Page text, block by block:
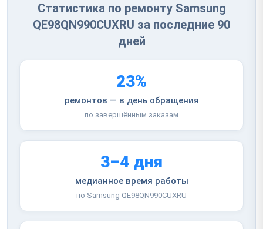
Статистика по ремонту Samsung
QE98QN990CUXRU за последние 90
дней
23%
ремонтов — в день обращения
по завершённым заказам
3–4 дня
медианное время работы
по Samsung QE98QN990CUXRU